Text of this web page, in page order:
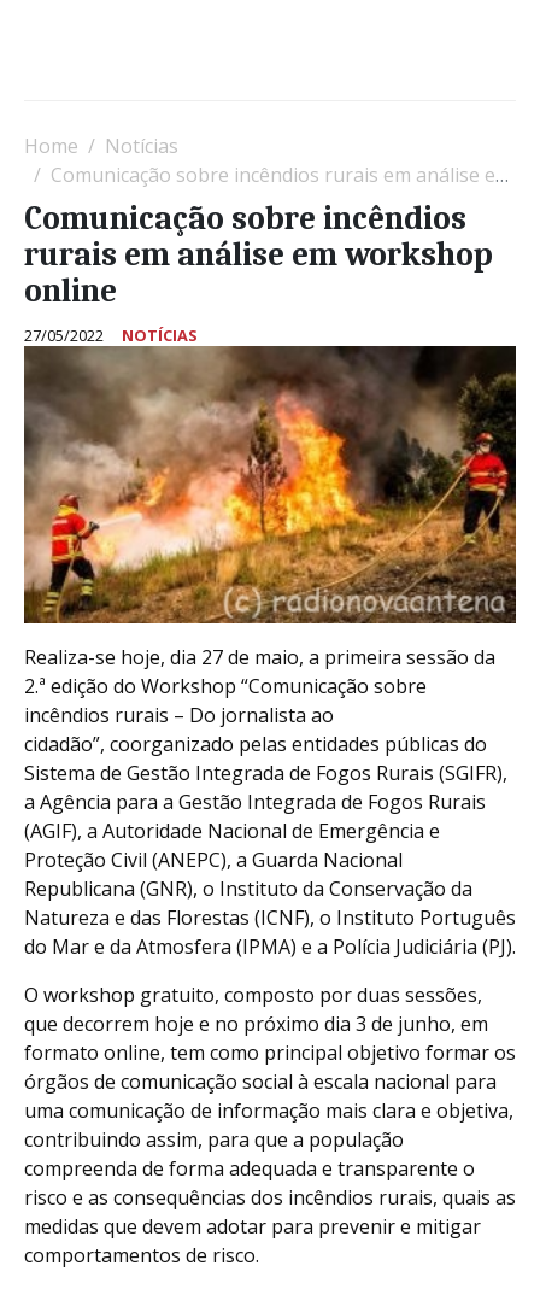
Home
Notícias
Comunicação sobre incêndios rurais em análise em workshop online
Comunicação sobre incêndios
rurais em análise em workshop
online
27/05/2022 NOTÍCIAS
Realiza-se hoje, dia 27 de maio, a primeira sessão da
2.ª edição do Workshop “Comunicação sobre
incêndios rurais – Do jornalista ao
cidadão”, coorganizado pelas entidades públicas do
Sistema de Gestão Integrada de Fogos Rurais (SGIFR),
a Agência para a Gestão Integrada de Fogos Rurais
(AGIF), a Autoridade Nacional de Emergência e
Proteção Civil (ANEPC), a Guarda Nacional
Republicana (GNR), o Instituto da Conservação da
Natureza e das Florestas (ICNF), o Instituto Português
do Mar e da Atmosfera (IPMA) e a Polícia Judiciária (PJ).
O workshop gratuito, composto por duas sessões,
que decorrem hoje e no próximo dia 3 de junho, em
formato online, tem como principal objetivo formar os
órgãos de comunicação social à escala nacional para
uma comunicação de informação mais clara e objetiva,
contribuindo assim, para que a população
compreenda de forma adequada e transparente o
risco e as consequências dos incêndios rurais, quais as
medidas que devem adotar para prevenir e mitigar
comportamentos de risco.